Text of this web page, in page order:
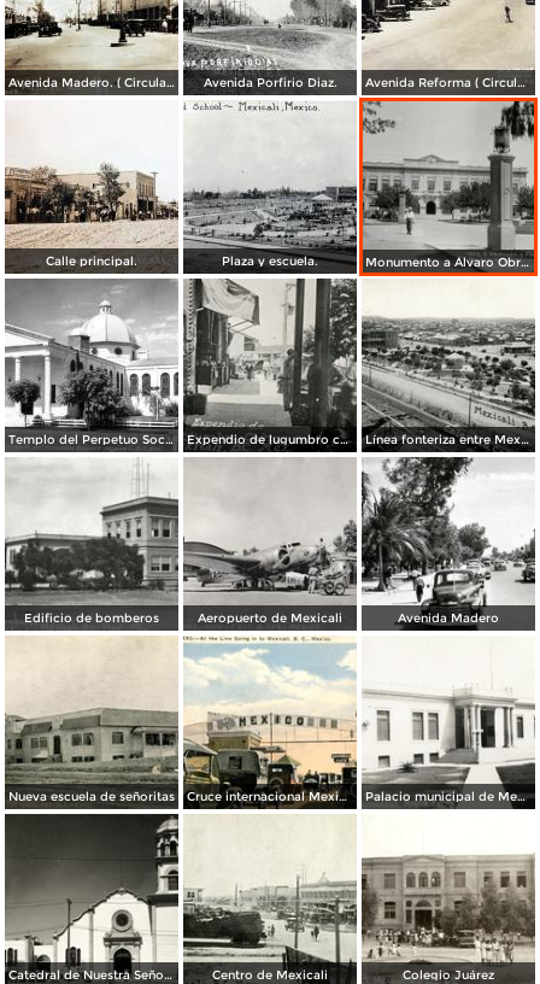
Avenida Madero. ( Circulada el 12 de Diciembre de 1928 ). Avenida Porfirio Diaz. Avenida Reforma ( Circulada el 14 de Enero de 1946 ).
Calle principal. Plaza y escuela. Monumento a Álvaro Obregón y Palacio de Gobierno
Templo del Perpetuo Socorro Expendio de lugumbro chino Línea fonteriza entre Mexicali y Calexico, Estados Unidos
Edificio de bomberos Aeropuerto de Mexicali Avenida Madero
Nueva escuela de señoritas Cruce internacional Mexicali - Calexico Palacio municipal de Mexicali
Catedral de Nuestra Señora de Guadalupe Centro de Mexicali Colegio Juárez